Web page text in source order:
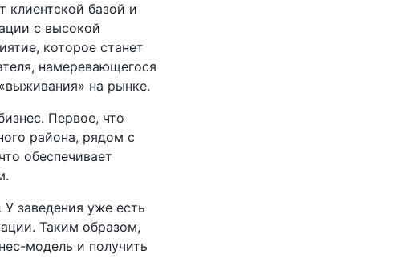
клиентской базой и
с высокой
которое станет
намеревающегося
на рынке.
Первое, что
района, рядом с
обеспечивает
заведения уже есть
Таким образом,
модель и получить